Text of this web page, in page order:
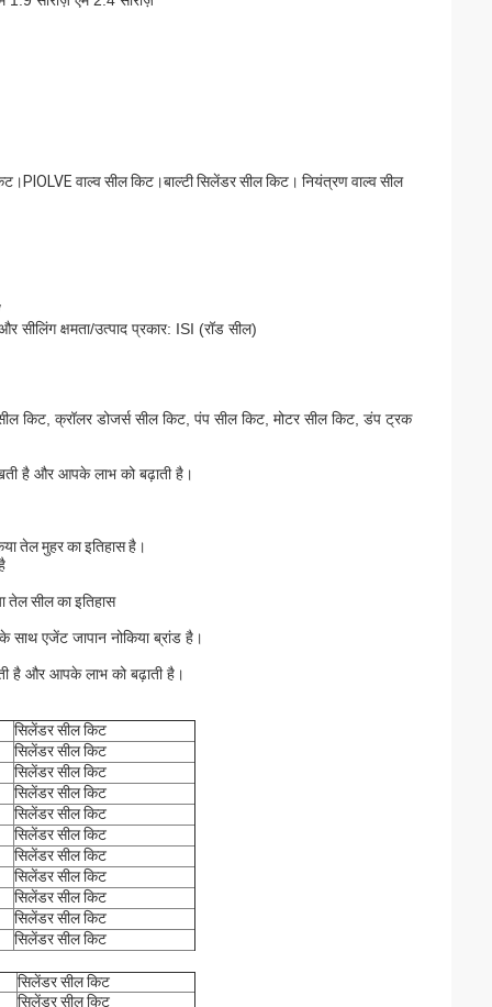
वाल्व सील किट।बाल्टी सिलेंडर सील किट। नियंत्रण वाल्व सील
क्षमता/उत्पाद प्रकार: ISI (रॉड सील)
किट, क्रॉलर डोजर्स सील किट, पंप सील किट, मोटर सील किट, डंप ट्रक
है और आपके लाभ को बढ़ाती है।
तेल मुहर का इतिहास है।
तेल सील का इतिहास
साथ एजेंट जापान नोकिया ब्रांड है।
है और आपके लाभ को बढ़ाती है।
सिलेंडर सील किट
सिलेंडर सील किट
सिलेंडर सील किट
सिलेंडर सील किट
सिलेंडर सील किट
सिलेंडर सील किट
सिलेंडर सील किट
सिलेंडर सील किट
सिलेंडर सील किट
सिलेंडर सील किट
सिलेंडर सील किट
सिलेंडर सील किट
सिलेंडर सील किट